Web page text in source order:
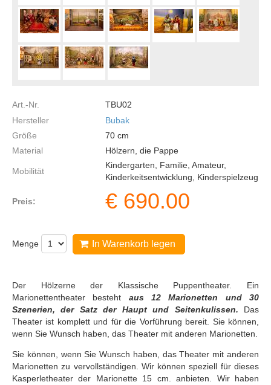
Art.-Nr.
TBU02
Hersteller
Bubak
Größe
70 cm
Material
Hölzern, die Pappe
Mobilität
Kindergarten, Familie, Amateur,
Kinderkeitsentwicklung, Kinderspielzeug
Preis: € 690.00
Menge In Warenkorb legen
Der Hölzerne der Klassische Puppentheater. Ein
Marionettentheater besteht aus 12 Marionetten und 30
Szenerien, der Satz der Haupt und Seitenkulissen. Das
Theater ist komplett und für die Vorführung bereit. Sie können,
wenn Sie Wunsch haben, das Theater mit anderen Marionetten.
Sie können, wenn Sie Wunsch haben, das Theater mit anderen
Marionetten zu vervollständigen. Wir können speziell für dieses
Kasperletheater der Marionette 15 cm. anbieten.
Wir haben